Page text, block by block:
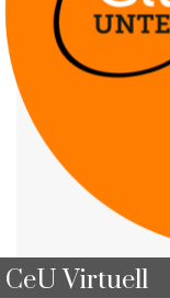
CeU Virtuell